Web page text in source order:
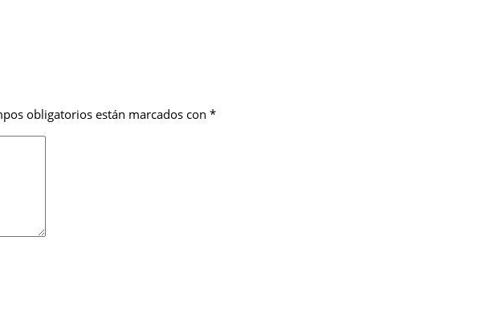
obligatorios están marcados con *